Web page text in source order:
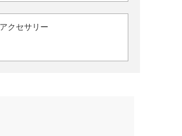
クセサリー